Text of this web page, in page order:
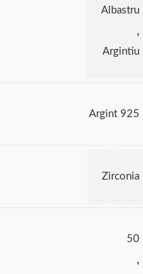
Albastru
,
Argintiu
Argint 925
Zirconia
50
,